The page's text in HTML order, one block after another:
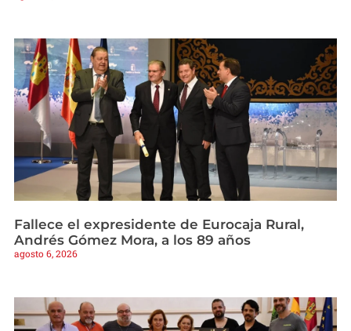
Fallece el expresidente de Eurocaja Rural,
Andrés Gómez Mora, a los 89 años
agosto 6, 2026